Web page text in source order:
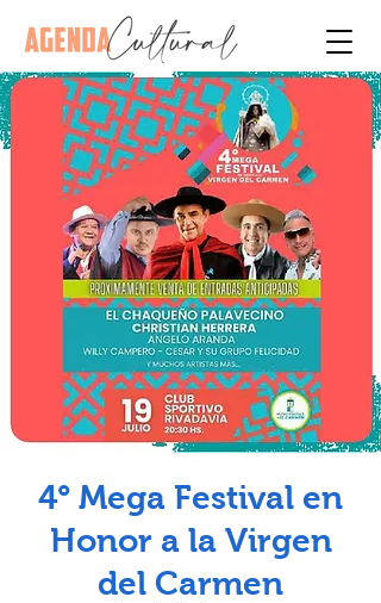
4° Mega Festival en
Honor a la Virgen
del Carmen